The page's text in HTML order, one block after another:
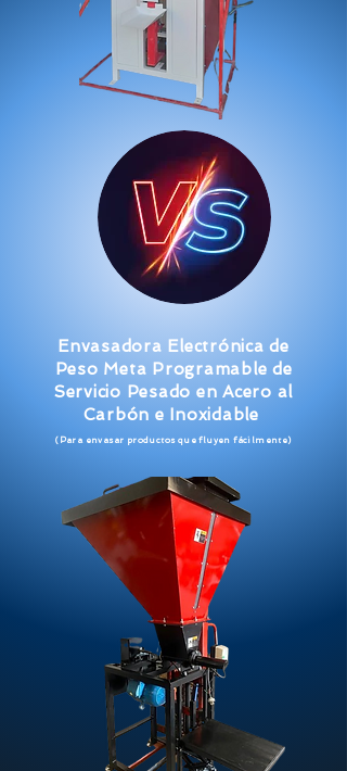
Envasadora Electrónica de
Peso Meta Programable de
Servicio Pesado en Acero al
Carbón e Inoxidable
(Para envasar productos que fluyen fácilmente)